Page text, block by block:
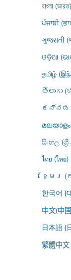
বাংলা (ভারত)
ਪੰਜਾਬੀ
ગુજરાતી
ଓଡ଼ିଆ
தமிழ்
తెలుగు
ಕನ್ನಡ
සිංහල
ไทย (ไทย)
ខ្មែរ (
한국어 (
中文(中
日本語 (
繁體中